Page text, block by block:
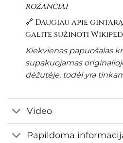
rožančiai
🔗 Daugiau apie
galite sužinoti
Kiekvienas papuošalas
supakuojamas
dėžutėje, todėl yra
Video
Papildoma